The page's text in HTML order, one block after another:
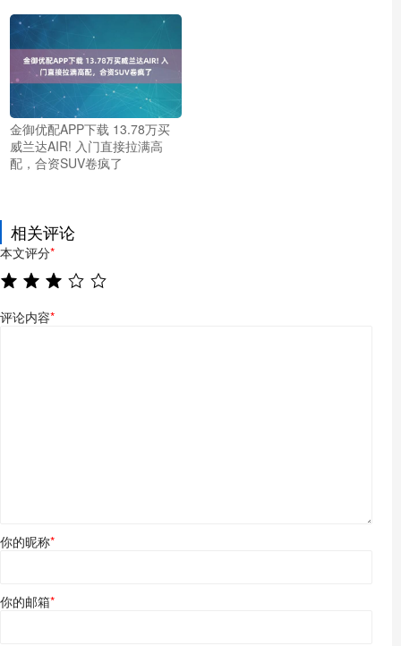
金御优配APP下载 13.78万买
威兰达AIR! 入门直接拉满高
配，合资SUV卷疯了
相关评论
本文评分*
评论内容*
你的昵称*
你的邮箱*